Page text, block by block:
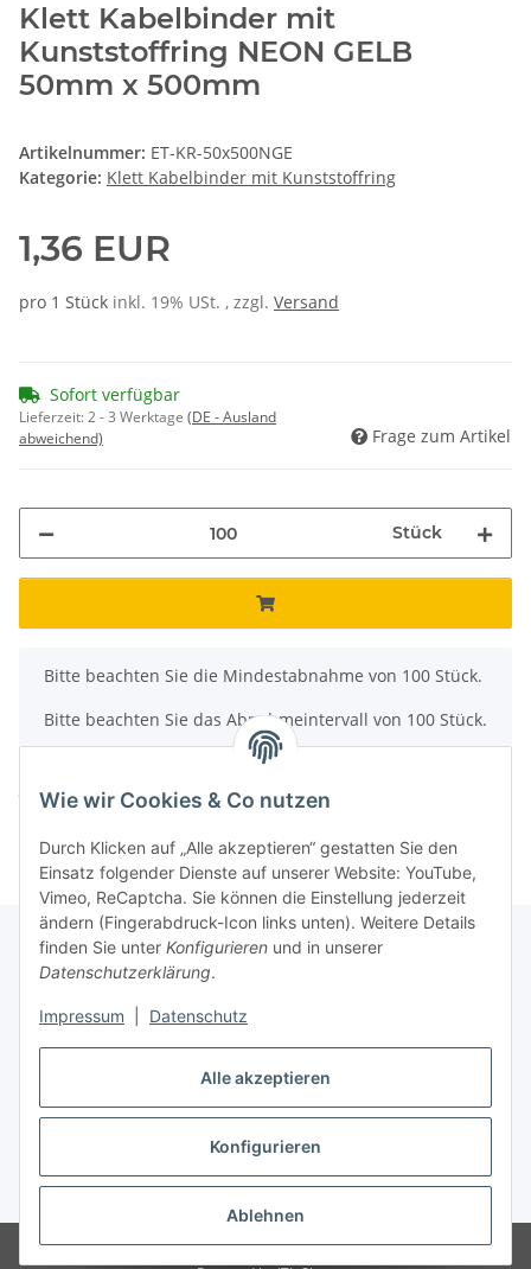
Alle akzeptieren
Konfigurieren
Ablehnen
Wie wir Cookies & Co nutzen
Durch Klicken auf „Alle akzeptieren“ gestatten Sie den
Einsatz folgender Dienste auf unserer Website: YouTube,
Vimeo, ReCaptcha. Sie können die Einstellung jederzeit
ändern (Fingerabdruck-Icon links unten). Weitere Details
finden Sie unter Konfigurieren und in unserer
Datenschutzerklärung.
Impressum Datenschutz
Klett Kabelbinder mit
Kunststoffring NEON GELB
50mm x 500mm
Artikelnummer: ET-KR-50x500NGE
Kategorie: Klett Kabelbinder mit Kunststoffring
1,36 EUR
pro 1 Stück inkl. 19% USt. , zzgl. Versand
Sofort verfügbar
Lieferzeit:2 - 3 Werktage (DE - Ausland
abweichend)
Frage zum Artikel
Stück
x
Bitte beachten Sie die Mindestabnahme von 100 Stück.
Bitte beachten Sie das Abnahmeintervall von 100 Stück.
Loading... Komponenten werden geladen ...
Gesetzliche Informationen
Vertrag widerrufen
* Alle Preise inkl. gesetzlicher USt., zzgl.Versand
© Easy-Tex.com